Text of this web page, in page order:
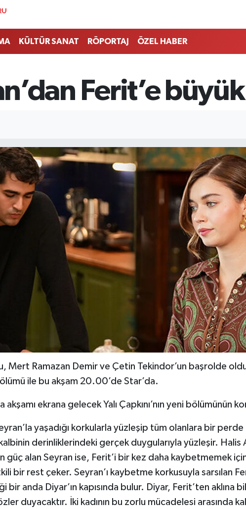
KÜLTÜR SANAT RÖPORTAJ ÖZEL HABER
Ferit’e
Mert Ramazan Demir ve Çetin Tekindor’un başrolde
ile bu akşam 20.00’de Star’da.
akşamı ekrana gelecek Yalı Çapkını’nın yeni bölümünün
yaşadığı korkularla yüzleşip tüm olanlara bir perde
derinliklerindeki gerçek duygularıyla yüzleşir. Halis
güç alan Seyran ise, Ferit’i bir kez daha kaybetmemek
bir rest çeker. Seyran’ı kaybetme korkusuyla sarsılan
bir anda Diyar’ın kapısında bulur. Diyar, Ferit’ten aklına
duyacaktır. İki kadının bu zorlu mücadelesi arasında